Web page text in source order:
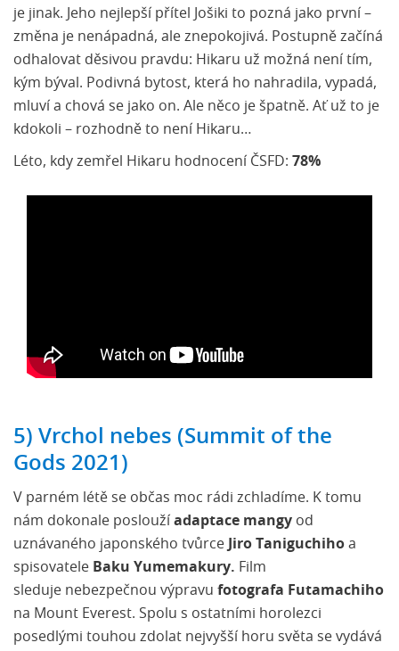
je jinak. Jeho nejlepší přítel Jošiki to pozná jako první –
změna je nenápadná, ale znepokojivá. Postupně začíná
odhalovat děsivou pravdu: Hikaru už možná není tím,
kým býval. Podivná bytost, která ho nahradila, vypadá,
mluví a chová se jako on. Ale něco je špatně. Ať už to je
kdokoli – rozhodně to není Hikaru…
Léto, kdy zemřel Hikaru hodnocení ČSFD: 78%
5) Vrchol nebes (Summit of the
Gods 2021)
V parném létě se občas moc rádi zchladíme. K tomu
nám dokonale poslouží adaptace mangy od
uznávaného japonského tvůrce
Jiro Taniguchiho a
spisovatele Baku Yumemakury. Film
sleduje nebezpečnou výpravu fotografa Futamachiho
na Mount Everest. Spolu s ostatními horolezci
posedlými touhou zdolat nejvyšší horu světa se vydává